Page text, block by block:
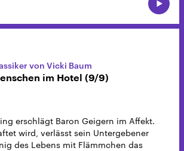
von Vicki Baum
im Hotel (9/9)
erschlägt Baron Geigern im Affekt.
wird, verlässt sein Untergebener
des Lebens mit Flämmchen das